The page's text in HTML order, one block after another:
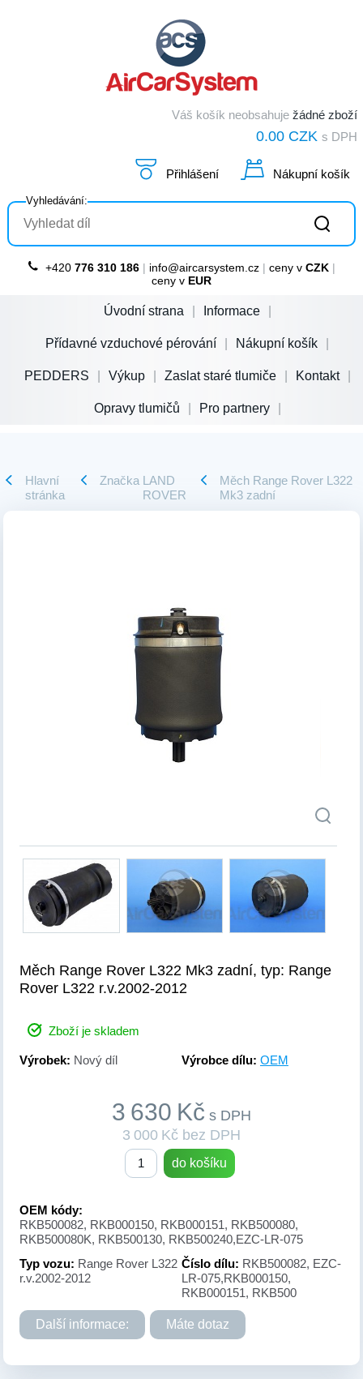
Váš košík neobsahuje žádné zboží
0.00 CZK s DPH
Nákupní košík
Přihlášení
+420776 310 186 | info@aircarsystem.cz |ceny vCZK |
ceny v EUR
Vyhledávání:
Úvodní strana Informace
Přídavné vzduchové pérování Nákupní košík
PEDDERS Výkup Zaslat staré tlumiče Kontakt
Opravy tlumičů Pro partnery
Hlavní
stránka
Značka LAND
ROVER
Měch Range Rover L322
Mk3 zadní
Zboží je skladem
Měch Range Rover L322 Mk3 zadní, typ: Range
Rover L322 r.v.2002-2012
Výrobek: Nový díl Výrobce dílu: OEM
3 630 Kč s DPH
3 000 Kč bez DPH
do košíku
OEM kódy:
RKB500082, RKB000150, RKB000151, RKB500080,
RKB500080K, RKB500130, RKB500240,EZC-LR-075
Typ vozu: Range Rover L322
r.v.2002-2012
Číslo dílu: RKB500082, EZC-
LR-075,RKB000150,
RKB000151, RKB500
Další informace: Máte dotaz